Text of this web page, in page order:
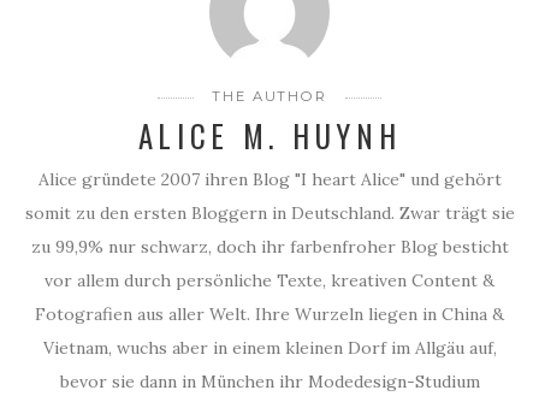
THE AUTHOR
ALICE M. HUYNH
Alice gründete 2007 ihren Blog "I heart Alice" und gehört
somit zu den ersten Bloggern in Deutschland. Zwar trägt sie
zu 99,9% nur schwarz, doch ihr farbenfroher Blog besticht
vor allem durch persönliche Texte, kreativen Content &
Fotografien aus aller Welt. Ihre Wurzeln liegen in China &
Vietnam, wuchs aber in einem kleinen Dorf im Allgäu auf,
bevor sie dann in München ihr Modedesign-Studium